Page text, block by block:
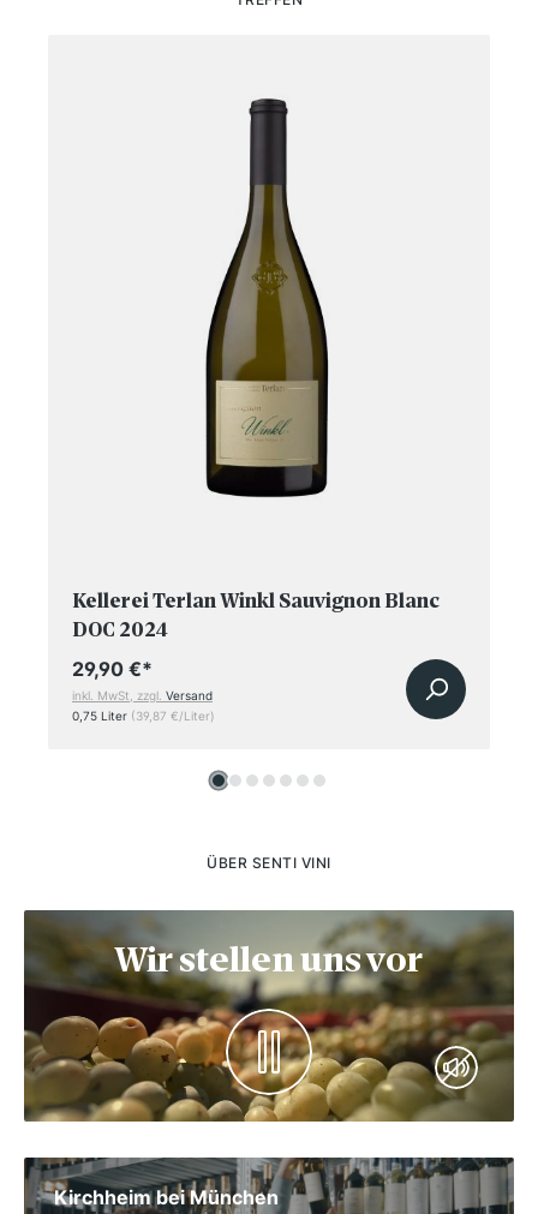
Kellerei Terlan Winkl Sauvignon Blanc
DOC 2024
29,90 €*
inkl. MwSt, zzgl. Versand
0,75 Liter (39,87 €/Liter)
ÜBER SENTI VINI
Wir stellen uns vor
Kirchheim bei München